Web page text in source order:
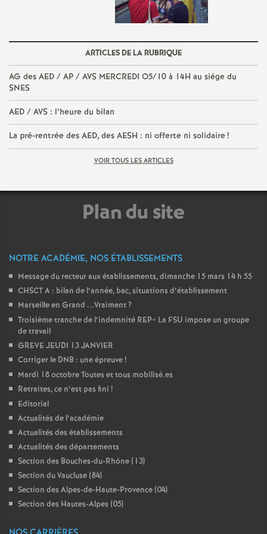
o
u
r
s
ARTICLES DE LA RUBRIQUE
AG des AED / AP / AVS MERCREDI O5/10 à 14H au siége du
SNES
AED / AVS : l’heure du bilan
La pré-rentrée des AED, des AESH : ni offerte ni solidaire!
VOIR TOUS LES ARTICLES
Plan du site
NOTRE ACADÉMIE, NOS ÉTABLISSEMENTS
Message du recteur aux établissements, dimanche 15 mars 14 h 55
CHSCT A : bilan de l’année, bac, situations d’établissement
Marseille en Grand ...Vraiment?
Troisième tranche de l’indemnité REP+ La FSU impose un groupe
de travail
GREVE JEUDI 13 JANVIER
Corriger le DNB : une épreuve!
Mardi 18 octobre Toutes et tous mobilisé.es
Retraites, ce n’est pas fini !
Editorial
Actualités de l’académie
Actualités des établissements
Actualités des départements
Section des Bouches-du-Rhône (13)
Section du Vaucluse (84)
Section des Alpes-de-Haute-Provence (04)
Section des Hautes-Alpes (05)